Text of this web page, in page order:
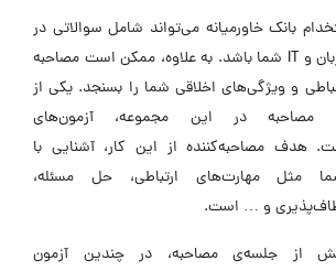
بانک خاورمیانه می‌تواند شامل سوالاتی در
رابطه با مهارت‌های زبان و IT شما باشد. به علاوه، ممکن است مصاحبه
و ویژگی‌های اخلاقی شما را بسنجد. یکی از
در این مجموعه، آزمون‌های
مصاحبه‌کننده از این کار، آشنایی با
مثل مهارت‌های ارتباطی، حل مسئله،
و … است.
از جلسه‌ی مصاحبه، در چندین آزمون